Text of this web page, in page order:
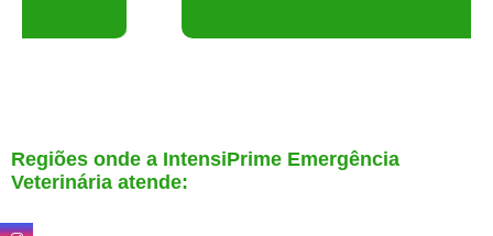
Regiões onde a IntensiPrime Emergência
Veterinária atende: